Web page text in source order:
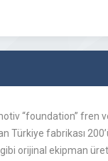
“foundation”
Türkiye fabrikası
orijinal ekipman